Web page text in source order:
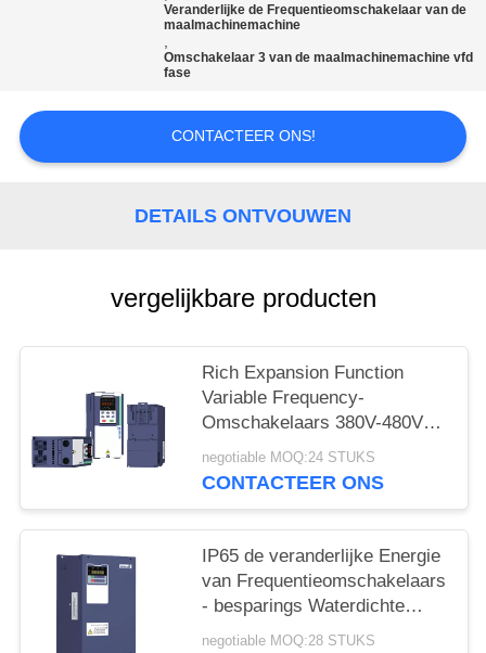
Veranderlijke de Frequentieomschakelaar van de
maalmachinemachine
,
Omschakelaar 3 van de maalmachinemachine vfd
fase
CONTACTEER ONS!
DETAILS ONTVOUWEN
vergelijkbare producten
Rich Expansion Function
Variable Frequency-
Omschakelaars 380V-480V
met GPRS-Functie
negotiable MOQ:24 STUKS
CONTACTEER ONS
IP65 de veranderlijke Energie
van Frequentieomschakelaars
- besparings Waterdichte
Modellen
negotiable MOQ:28 STUKS